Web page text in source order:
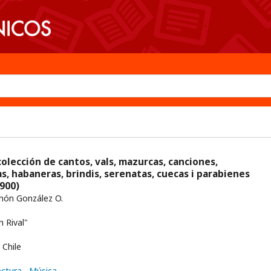
de cantos, vals, mazurcas, canciones,
habaneras, brindis, serenatas, cuecas i parabienes
González O.
Rival"
Chile